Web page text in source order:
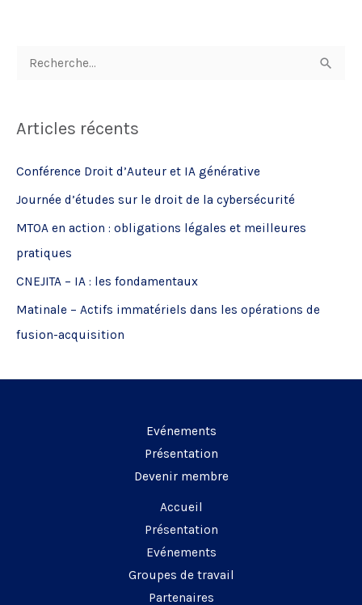
h
c
h
e
r
:
Articles récents
Conférence Droit d’Auteur et IA générative
Journée d’études sur le droit de la cybersécurité
MTOA en action : obligations légales et meilleures
pratiques
CNEJITA – IA : les fondamentaux
Matinale – Actifs immatériels dans les opérations de
fusion-acquisition
Evénements
Présentation
Devenir membre
Accueil
Présentation
Evénements
Groupes de travail
Partenaires